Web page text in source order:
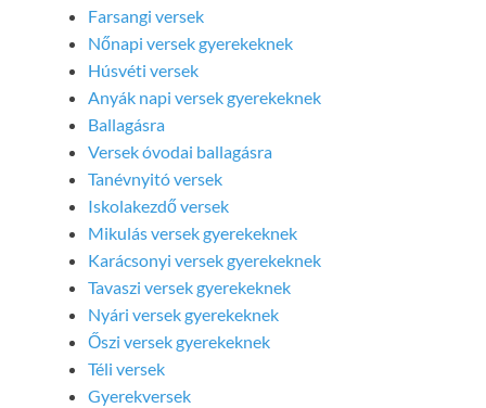
Farsangi versek
Nőnapi versek gyerekeknek
Húsvéti versek
Anyák napi versek gyerekeknek
Ballagásra
Versek óvodai ballagásra
Tanévnyitó versek
Iskolakezdő versek
Mikulás versek gyerekeknek
Karácsonyi versek gyerekeknek
Tavaszi versek gyerekeknek
Nyári versek gyerekeknek
Őszi versek gyerekeknek
Téli versek
Gyerekversek